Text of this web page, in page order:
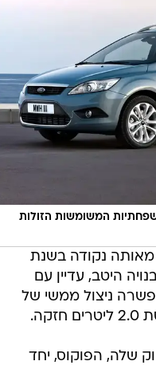
המשומשות הזולות
מאותה נקודה בשנת
ובנויה היטב, עדיין עם
ניצול ממשי של
שלה, הפוקוס, יחד